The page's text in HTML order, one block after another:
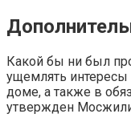
Какой бы ни был
ущемлять
доме, а также в
утвержден